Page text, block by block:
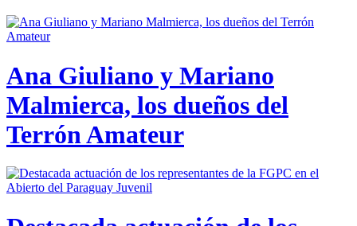
Ana Giuliano y Mariano
Malmierca, los dueños del
Terrón Amateur